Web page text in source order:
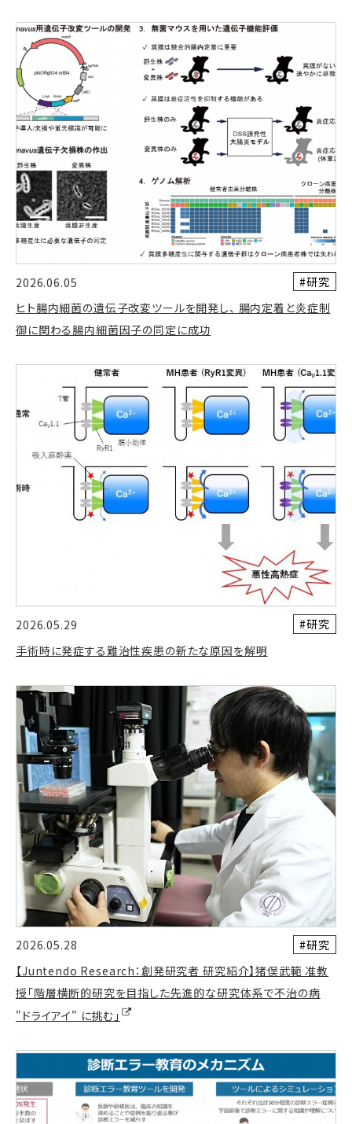
2026.06.05
#研究
ヒト腸内細菌の遺伝子改変ツールを開発し、 腸内定着と炎症制
御に関わる腸内細菌因子の同定に成功
2026.05.29
#研究
手術時に発症する難治性疾患の新たな原因を解明
2026.05.28
#研究
【Juntendo Research：創発研究者 研究紹介】猪俣武範 准教
授「階層横断的研究を目指した先進的な研究体系で不治の病
"ドライアイ" に挑む」